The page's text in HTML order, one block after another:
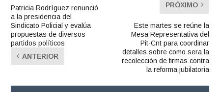
Patricia Rodríguez renunció
a la presidencia del
Sindicato Policial y evalúa
propuestas de diversos
partidos políticos
ANTERIOR
PRÓXIMO
Este martes se reúne la
Mesa Representativa del
Pit-Cnt para coordinar
detalles sobre como sera la
recolección de firmas contra
la reforma jubilatoria